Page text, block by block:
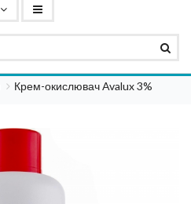
Крем-окислювач Avalux 3%